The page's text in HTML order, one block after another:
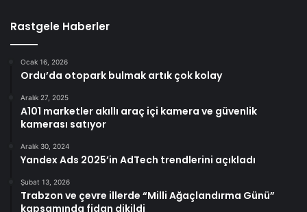
Rastgele Haberler
Ocak 16, 2026
Ordu’da otopark bulmak artık çok kolay
Aralık 27, 2025
A101 marketler akıllı araç içi kamera ve güvenlik
kamerası satıyor
Aralık 30, 2024
Yandex Ads 2025’in AdTech trendlerini açıkladı
Şubat 13, 2026
Trabzon ve çevre illerde “Milli Ağaçlandırma Günü”
kapsamında fidan dikildi